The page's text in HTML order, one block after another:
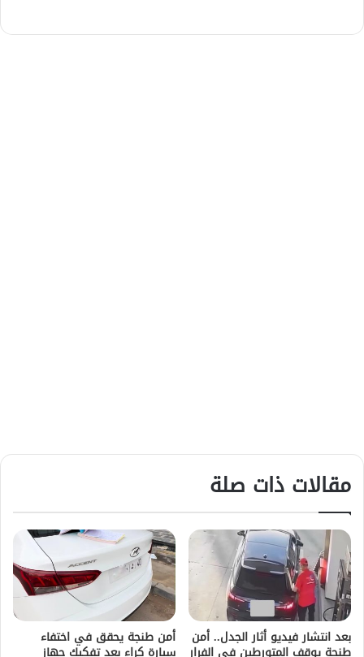
مقالات ذات صلة
بعد انتشار فيديو أثار الجدل.. أمن أمن طنجة يحقق في اختفاء